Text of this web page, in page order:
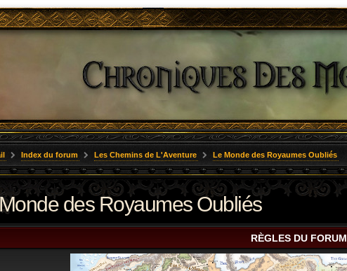
Index du forum Les Chemins de L'Aventure Le Monde des Royaumes Oubliés
des Royaumes Oubliés
RÈGLES DU FORUM